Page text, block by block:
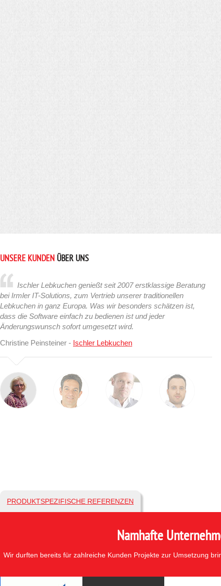
UNSERE KUNDEN ÜBER UNS
Ischler Lebkuchen genießt seit 2007 erstklassige Beratung
bei Irmler IT-Solutions, zum Vertrieb unserer traditionellen
Lebkuchen in ganz Europa. Was wir besonders schätzen ist,
dass die Software einfach zu bedienen ist und jeder
Änderungswunsch sofort umgesetzt wird.
Christine Peinsteiner - Ischler Lebkuchen
PRODUKTSPEZIFISCHE REFERENZEN
Namhafte
Wir durften bereits für zahlreiche Kunden Projekte zur Umsetzung